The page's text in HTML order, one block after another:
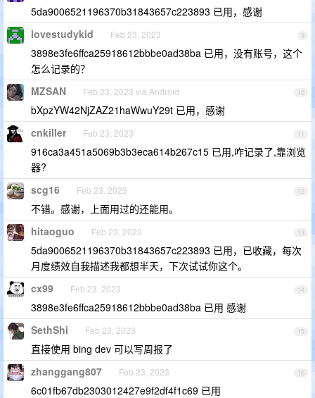
5da9006521196370b31843657c223893 已用，感谢
9
lovestudykid Feb 23, 2023
3898e3fe6ffca25918612bbbe0ad38ba 已用，没有账号，这个
怎么记录的？
10
MZSAN Feb 23, 2023 via Android
bXpzYW42NjZAZ21haWwuY29t 已用，感谢
11
cnkiller Feb 23, 2023
916ca3a451a5069b3b3eca614b267c15 已用,咋记录了,靠浏览
器?
12
scg16 Feb 23, 2023
不错。感谢，上面用过的还能用。
13
hitaoguo Feb 23, 2023
5da9006521196370b31843657c223893 已用，已收藏，每次
月度绩效自我描述我都想半天，下次试试你这个。
14
cx99 Feb 23, 2023
3898e3fe6ffca25918612bbbe0ad38ba 已用 感谢
15
SethShi Feb 23, 2023
直接使用 bing dev 可以写周报了
16
zhanggang807 Feb 23, 2023
6c01fb67db2303012427e9f2df4f1c69 已用